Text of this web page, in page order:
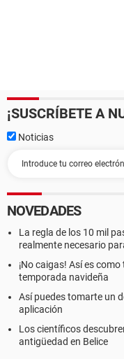
¡SUSCRÍBETE A
Noticias
NOVEDADES
La regla de los 10 mil
realmente necesario
¡No caigas! Así es
temporada navideña
Así puedes tomarte un
aplicación
Los científicos
antigüedad en Belice